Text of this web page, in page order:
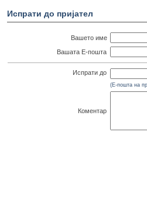
Испрати до пријател
Вашето име
Вашата Е-пошта
Испрати до
(Е-пошта на
Коментар